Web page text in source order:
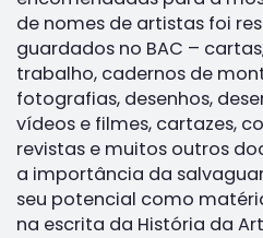
de nomes de artistas foi
guardados no BAC –
trabalho, cadernos de
fotografias, desenhos,
vídeos e filmes, cartazes,
revistas e muitos outros
a importância da
seu potencial como
na escrita da História da